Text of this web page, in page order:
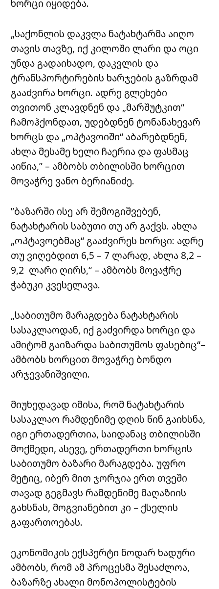
ხორცი იყიდება.
„საქონლის დაკვლა ნატახტარმა აიღო
თავის თავზე, იქ კილოში ლარი და ოცი
უნდა გადაიხადო, დაკვლის და
ტრანსპორტირების ხარჯების გაზრდამ
გააძვირა ხორცი. ადრე გლეხები
თვითონ კლავდნენ და „მარშუტკით“
ჩამოჰქონდათ, უდებდნენ ტონანახევარ
ხორცს და „ოპტავოიში“ აბარებდნენ,
ახლა მესამე ხელი ჩაერია და ფასმაც
აიწია,” – ამბობს თბილისში ხორცით
მოვაჭრე ვანო ბერიანიძე.
”ბაზარში ისე არ შემოგიშვებენ,
ნატახტარის საბუთი თუ არ გაქვს. ახლა
„ოპტავოებმაც“ გააძვირეს ხორცი: ადრე
თუ ვიღებდით 6,5 – 7 ლარად, ახლა 8,2 –
9,2 ლარი ღირს,“ – ამბობს მოვაჭრე
ჭაბუკი კვესელავა.
„საბითუმო მარაგდება ნატახტარის
სასაკლაოდან, იქ გაძვირდა ხორცი და
ამიტომ გაიზარდა საბითუმოს ფასებიც“–
ამბობს ხორცით მოვაჭრე ბონდო
არჯევანიშვილი.
მიუხედავად იმისა, რომ ნატახტარის
სასაკლაო რამდენიმე დღის წინ გაიხსნა,
იგი ერთადერთია, საიდანაც თბილისში
მოქმედი, ასევე, ერთადერთი ხორცის
საბითუმო ბაზარი მარაგდება. უფრო
მეტიც, იბერ მით ჯორჯია ერთ თვეში
თავად გეგმავს რამდენიმე მაღაზიის
გახსნას, მოგვიანებით კი – ქსელის
გაფართოებას.
ეკონომიკის ექსპერტი ნოდარ ხადური
ამბობს, რომ ამ პროცესმა შესაძლოა,
ბაზარზე ახალი მონოპოლისტების